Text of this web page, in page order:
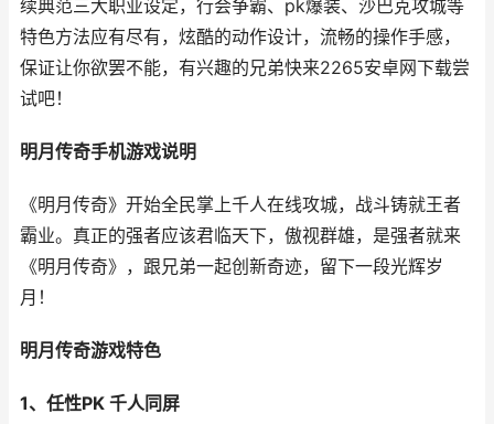
续典范三大职业设定，行会争霸、pk爆装、沙巴克攻城等
特色方法应有尽有，炫酷的动作设计，流畅的操作手感，
保证让你欲罢不能，有兴趣的兄弟快来2265安卓网下载尝
试吧！
明月传奇手机游戏说明
《明月传奇》开始全民掌上千人在线攻城，战斗铸就王者
霸业。真正的强者应该君临天下，傲视群雄，是强者就来
《明月传奇》，跟兄弟一起创新奇迹，留下一段光辉岁
月！
明月传奇游戏特色
1、任性PK 千人同屏